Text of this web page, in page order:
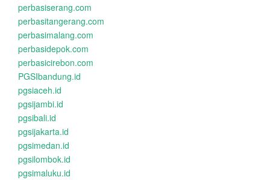
perbasiserang.com
perbasitangerang.com
perbasimalang.com
perbasidepok.com
perbasicirebon.com
PGSIbandung.id
pgsiaceh.id
pgsijambi.id
pgsibali.id
pgsijakarta.id
pgsimedan.id
pgsilombok.id
pgsimaluku.id